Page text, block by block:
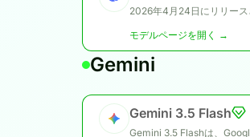
モデルページを開く →
Gemini
Gemini 3.5 Flash